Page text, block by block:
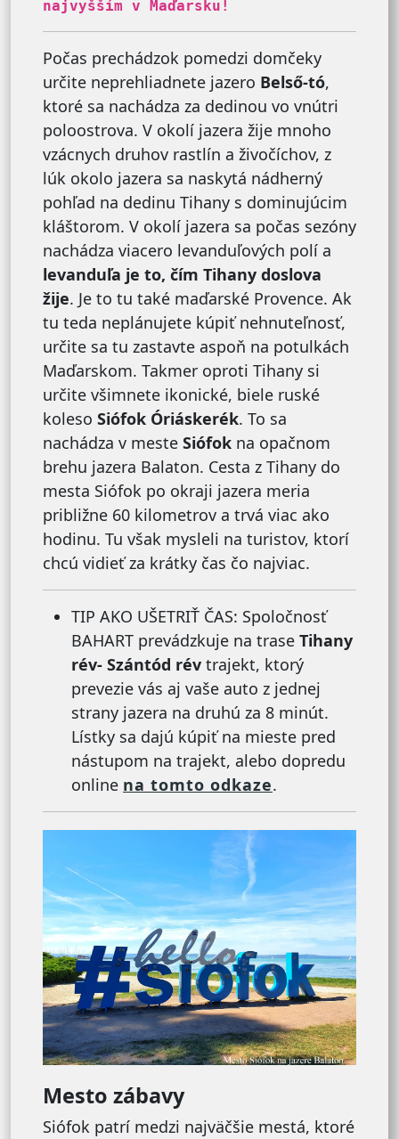
najvyšším v Maďarsku!
Počas prechádzok pomedzi domčeky
určite neprehliadnete jazero Belső-tó,
ktoré sa nachádza za dedinou vo vnútri
poloostrova. V okolí jazera žije mnoho
vzácnych druhov rastlín a živočíchov, z
lúk okolo jazera sa naskytá nádherný
pohľad na dedinu Tihany s dominujúcim
kláštorom. V okolí jazera sa počas sezóny
nachádza viacero levanduľových polí a
levanduľa je to, čím Tihany doslova
žije. Je to tu také maďarské Provence. Ak
tu teda neplánujete kúpiť nehnuteľnosť,
určite sa tu zastavte aspoň na potulkách
Maďarskom. Takmer oproti Tihany si
určite všimnete ikonické, biele ruské
koleso Siófok Óriáskerék. To sa
nachádza v meste Siófok na opačnom
brehu jazera Balaton. Cesta z Tihany do
mesta Siófok po okraji jazera meria
približne 60 kilometrov a trvá viac ako
hodinu. Tu však mysleli na turistov, ktorí
chcú vidieť za krátky čas čo najviac.
TIP AKO UŠETRIŤ ČAS: Spoločnosť
BAHART prevádzkuje na trase Tihany
rév- Szántód rév trajekt, ktorý
prevezie vás aj vaše auto z jednej
strany jazera na druhú za 8 minút.
Lístky sa dajú kúpiť na mieste pred
nástupom na trajekt, alebo dopredu
online na tomto odkaze.
Mesto zábavy
Siófok patrí medzi najväčšie mestá, ktoré